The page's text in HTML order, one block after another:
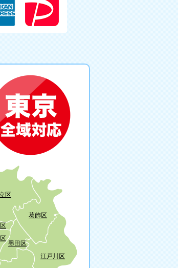
区
葛飾区
墨田区
江戸川区